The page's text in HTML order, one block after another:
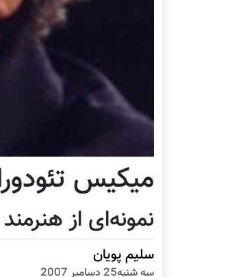
ميکيس
نمونه‌ای از
سليم پویان
سه شنبه25 دسامبر 2007